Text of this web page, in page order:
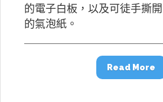
的電子白板，以及可徒手撕開
的氣泡紙。
Read More